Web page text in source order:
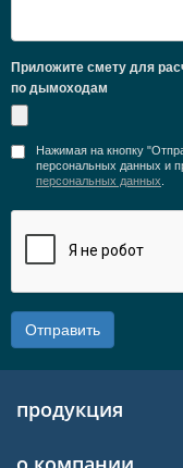
Приложите смету для
по дымоходам
Нажимая на кнопку
персональных данных и
персональных данных
Отправить
продукция